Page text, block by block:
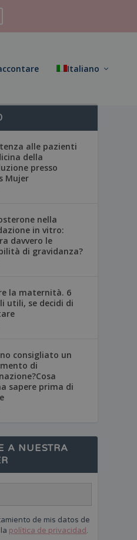
Italiano
alle pazienti
della
presso
Mujer
nella
in vitro:
davvero le
di gravidanza?
la maternità. 6
utili, se decidi di
consigliato un
di
sapere prima di
A NUESTRA
de mis datos de
política de privacidad.